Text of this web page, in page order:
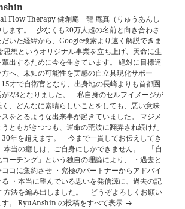
Flow Therapy 健創庵 龍 庵真（りゅうあんし
します。 少なくも20万人超の名前と向き合わさ
いた経緯から、Google検索より速く解説できま
思想というオリジナル事業を立ち上げ、天命に生
輩出するために今を生きています。 絶対に目標達
方へ、未知の可能性を実感の自立具現化サポー
で自衛官となり、出身地の長崎よりも首都圏
が2/3となりました。 私自身のセルフイメージが
、どんなに素晴らしいことをしても、悪い意味
をとるような出来事が起きていました。 マジメ
うともがきつつも、運命の荒波に翻弄され続けた
30年を超えます。 今まで一貫してお伝えしてき
本当の癒しは、ご自身にしかできません。 「自
ーチング」という独自の理論により、 ・過去と
コに集約させ ・究極のパートナーからアドバイ
る ・本当に望んでいる思いを発信源に、過去の記
方法を編み出しました。 どうぞよろしくお願い
す。RyuAnshin の投稿をすべて表示